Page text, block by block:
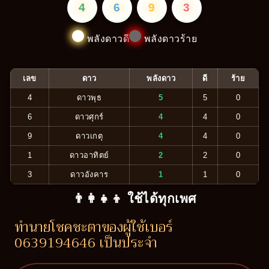
4 6 9 3
พลังดาวดี พลังดาวร้าย
เลข ดาว พลังดาว ดี ร้าย
4 ดาวพุธ 5 5 0
6 ดาวศุกร์ 4 4 0
9 ดาวเกตุ 4 4 0
1 ดาวอาทิตย์ 2 2 0
3 ดาวอังคาร 1 1 0
👨‍👩‍👧‍👦 ใช้ได้ทุกเพศ
ทำนายโชคชะตาของผู้ใช้เบอร์
0639194646 เป็นประจำ